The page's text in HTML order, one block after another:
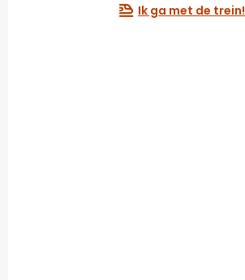
Ik ga met de trein!